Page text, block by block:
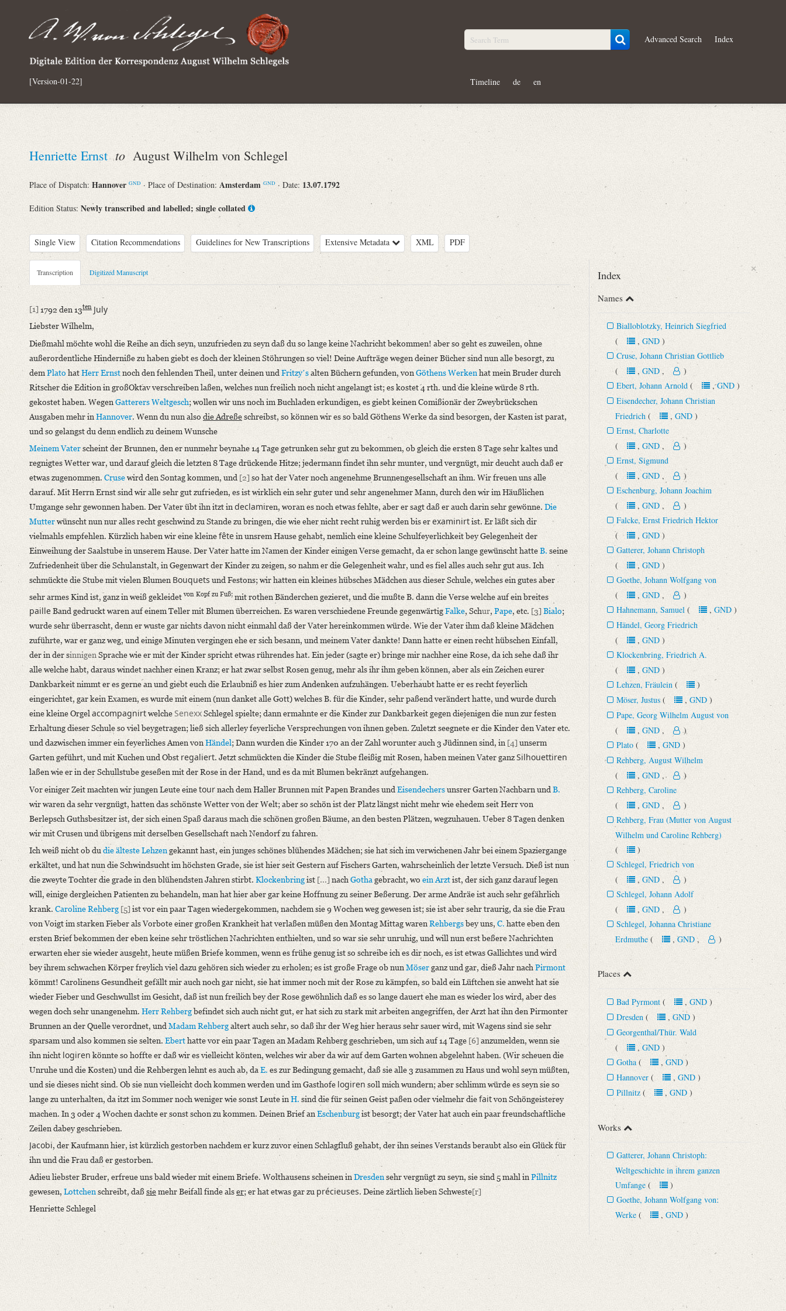
[Version-01-22]
Advanced Search Index
Timeline de en
Henriette Ernst to August Wilhelm von Schlegel
Place of Dispatch: Hannover GND · Place of Destination: Amsterdam GND · Date: 13.07.1792
Edition Status: Newly transcribed and labelled; single collated
Single View Citation Recommendations Guidelines for New Transcriptions Extensive Metadata XML PDF
Metadata Concerning Header
Sender: Henriette Ernst
Recipient: August Wilhelm von Schlegel
Place of Dispatch: Hannover
Place of Destination: Amsterdam
Date: 13.07.1792
Notations: Absende- und Empfangsort erschlossen.
Manuscript
Provider: Dresden, Sächsische Landesbibliothek - Staats- und Universitätsbibliothek
OAI Id: DE-1a-33449
Classification Number: Mscr.Dresd.e.90,XIX,Bd.7,Nr.61
Number of Pages: 6S. auf Doppelbl., hs. m. U.
Format: 23,2 x 18,8 cm
Incipit: „[1] 1792 den 13ten July
Liebster Wilhelm,
Dießmahl möchte wohl die Reihe an dich seyn, unzufrieden zu seyn daß du so lange [...]“
Language
German
Editors
Bamberg, Claudia
Transcription Digitized Manuscript
[1] 1792 den 13ten July
Liebster Wilhelm,
Dießmahl möchte wohl die Reihe an dich seyn, unzufrieden zu seyn daß du so lange keine Nachricht bekommen! aber so geht es zuweilen, ohne
außerordentliche Hinderniße zu haben giebt es doch der kleinen Stöhrungen so viel! Deine Aufträge wegen deiner Bücher sind nun alle besorgt, zu
demPlato hatHerr Ernstnoch den fehlenden Theil, unter deinen und Fritzyʼsalten Büchern gefunden, vonGöthensWerkenhat mein Bruder durch
Ritscher die Edition in großOktav verschreiben laßen, welches nun freilich noch nicht angelangt ist; es kostet 4 rth. und die kleine würde 8 rth.
gekostet haben. WegenGatterersWeltgesch; wollen wir uns noch im Buchladen erkundigen, es giebt keinen Comißionär der Zweybrückschen
Ausgaben mehr in Hannover. Wenn du nun also die Adreßeschreibst, so können wir es so bald Göthens Werke da sind besorgen, der Kasten ist parat,
und so gelangst du denn endlich zu deinem Wunsche
Meinem Vaterscheint der Brunnen, den er nunmehr beynahe 14 Tage getrunken sehr gut zu bekommen, ob gleich die ersten 8 Tage sehr kaltes und
regnigtes Wetter war, und darauf gleich die letzten 8 Tage drückende Hitze; jedermann findet ihn sehr munter, und vergnügt, mir deucht auch daß er
etwas zugenommen. Crusewird den Sontag kommen, und [2] so hat der Vater noch angenehme Brunnengesellschaft an ihm. Wir freuen uns alle
darauf. Mit Herrn Ernst sind wir alle sehr gut zufrieden, es ist wirklich ein sehr guter und sehr angenehmer Mann, durch den wir im Häußlichen
Umgange sehr gewonnen haben. Der Vater übt ihn itzt in declamiren, woran es noch etwas fehlte, aber er sagt daß er auch darin sehr gewönne. Die
Mutterwünscht nun nur alles recht geschwind zu Stande zu bringen, die wie eher nicht recht ruhig werden bis erexaminirtist. Er läßt sich dir
vielmahls empfehlen. Kürzlich haben wir eine kleinefêtein unsrem Hause gehabt, nemlich eine kleine Schulfeyerlichkeit bey Gelegenheit der
Einweihung der Saalstube in unserem Hause. Der Vater hatte im Namen der Kinder einigen Verse gemacht, da er schon lange gewünscht hatteB. seine
Zufriedenheit über die Schulanstalt, in Gegenwart der Kinder zu zeigen, so nahm er die Gelegenheit wahr, und es fiel alles auch sehr gut aus. Ich
schmückte die Stube mit vielen Blumen Bouquets und Festons; wir hatten ein kleines hübsches Mädchen aus dieser Schule, welches ein gutes aber
sehr armes Kind ist, ganz in weiß gekleidetvon Kopf zu Fuß; mit rothen Bänderchen gezieret, und die mußte B. dann die Verse welche auf ein breites
pailleBand gedruckt waren auf einem Teller mit Blumen überreichen. Es waren verschiedene Freunde gegenwärtigFalke, Schur, Pape, etc. [3] Bialo;
wurde sehr überrascht, denn er wuste gar nichts davon nicht einmahl daß der Vater hereinkommen würde. Wie der Vater ihm daß kleine Mädchen
zuführte, war er ganz weg, und einige Minuten vergingen ehe er sich besann, und meinem Vater dankte! Dann hatte er einen recht hübschen Einfall,
der in der sinnigenSprache wie er mit der Kinder spricht etwas rührendes hat. Ein jeder (sagte er) bringe mir nachher eine Rose, da ich sehe daß ihr
alle welche habt, daraus windet nachher einen Kranz; er hat zwar selbst Rosen genug, mehr als ihr ihm geben können, aber als ein Zeichen eurer
Dankbarkeit nimmt er es gerne an und giebt euch die Erlaubniß es hier zum Andenken aufzuhängen. Ueberhaubt hatte er es recht feyerlich
eingerichtet, gar kein Examen, es wurde mit einem (nun danket alle Gott) welches B. für die Kinder, sehr paßend verändert hatte, und wurde durch
eine kleine Orgel accompagnirtwelcheSenexxSchlegel spielte; dann ermahnte er die Kinder zur Dankbarkeit gegen diejenigen die nun zur festen
Erhaltung dieser Schule so viel beygetragen; ließ sich allerley feyerliche Versprechungen von ihnen geben. Zuletzt seegnete er die Kinder den Vater etc.
und dazwischen immer ein feyerliches Amen vonHändel; Dann wurden die Kinder 170 an der Zahl worunter auch 3 Jüdinnen sind, in [4] unserm
Garten geführt, und mit Kuchen und Obst regaliert. Jetzt schmückten die Kinder die Stube fleißig mit Rosen, haben meinen Vater ganzSilhouettiren
laßen wie er in der Schullstube geseßen mit der Rose in der Hand, und es da mit Blumen bekränzt aufgehangen.
Vor einiger Zeit machten wir jungen Leute einetournach dem Haller Brunnen mit Papen Brandes und Eisendechersunsrer Garten Nachbarn und B.
wir waren da sehr vergnügt, hatten das schönste Wetter von der Welt; aber so schön ist der Platz längst nicht mehr wie ehedem seit Herr von
Berlepsch Guthsbesitzer ist, der sich einen Spaß daraus mach die schönen großen Bäume, an den besten Plätzen, wegzuhauen. Ueber 8 Tagen denken
wir mit Crusen und übrigens mit derselben Gesellschaft nach Nendorf zu fahren.
Ich weiß nicht ob du die älteste Lehzengekannt hast, ein junges schönes blühendes Mädchen; sie hat sich im verwichenen Jahr bei einem Spaziergange
erkältet, und hat nun die Schwindsucht im höchsten Grade, sie ist hier seit Gestern auf Fischers Garten, wahrscheinlich der letzte Versuch. Dieß ist nun
die zweyte Tochter die grade in den blühendsten Jahren stirbt. Klockenbringist [...]nach Gotha gebracht, wo ein Arztist, der sich ganz darauf legen
will, einige dergleichen Patienten zu behandeln, man hat hier aber gar keine Hoffnung zu seiner Beßerung. Der arme Andräe ist auch sehr gefährlich
krank. Caroline Rehberg [5] ist vor ein paar Tagen wiedergekommen, nachdem sie 9 Wochen weg gewesen ist; sie ist aber sehr traurig, da sie die Frau
von Voigt im starken Fieber als Vorbote einer großen Krankheit hat verlaßen müßen den Montag Mittag waren Rehbergsbey uns, C. hatte eben den
ersten Brief bekommen der eben keine sehr tröstlichen Nachrichten enthielten, und so war sie sehr unruhig, und will nun erst beßere Nachrichten
erwarten eher sie wieder ausgeht, heute müßen Briefe kommen, wenn es frühe genug ist so schreibe ich es dir noch, es ist etwas Gallichtes und wird
bey ihrem schwachen Körper freylich viel dazu gehören sich wieder zu erholen; es ist große Frage ob nunMöserganz und gar, dieß Jahr nachPirmont
kömmt! Carolinens Gesundheit gefällt mir auch noch gar nicht, sie hat immer noch mit der Rose zu kämpfen, so bald ein Lüftchen sie anweht hat sie
wieder Fieber und Geschwullst im Gesicht, daß ist nun freilich bey der Rose gewöhnlich daß es so lange dauert ehe man es wieder los wird, aber des
wegen doch sehr unangenehm. Herr Rehbergbefindet sich auch nicht gut, er hat sich zu stark mit arbeiten angegriffen, der Arzt hat ihn den Pirmonter
Brunnen an der Quelle verordnet, undMadam Rehbergaltert auch sehr, so daß ihr der Weg hier heraus sehr sauer wird, mit Wagens sind sie sehr
sparsam und also kommen sie selten. Eberthatte vor ein paar Tagen an Madam Rehberg geschrieben, um sich auf 14 Tage [6]anzumelden, wenn sie
ihn nicht logiren könnte so hoffte er daß wir es vielleicht könten, welches wir aber da wir auf dem Garten wohnen abgelehnt haben. (Wir scheuen die
Unruhe und die Kosten) und die Rehbergen lehnt es auch ab, da E. es zur Bedingung gemacht, daß sie alle 3 zusammen zu Haus und wohl seyn müßten,
und sie dieses nicht sind. Ob sie nun vielleicht doch kommen werden und im Gasthofe logiren soll mich wundern; aber schlimm würde es seyn sie so
lange zu unterhalten, da itzt im Sommer noch weniger wie sonst Leute inH. sind die für seinen Geist paßen oder vielmehr diefaitvon Schöngeisterey
machen. In 3 oder 4 Wochen dachte er sonst schon zu kommen. Deinen Brief anEschenburgist besorgt; der Vater hat auch ein paar freundschaftliche
Zeilen dabey geschrieben.
Jacobi, der Kaufmann hier, ist kürzlich gestorben nachdem er kurz zuvor einen Schlagfluß gehabt, der ihn seines Verstands beraubt also ein Glück für
ihn und die Frau daß er gestorben.
Adieu liebster Bruder, erfreue uns bald wieder mit einem Briefe. Wolthausens scheinen inDresdensehr vergnügt zu seyn, sie sind 5 mahl in Pillnitz
gewesen, Lottchenschreibt, daß siemehr Beifall finde alser; er hat etwas gar zu précieuses. Deine zärtlich lieben Schweste[r]
Henriette Schlegel
×
Index
Names
Bialloblotzky, Heinrich Siegfried
(, GND)
Cruse, Johann Christian Gottlieb
(, GND, )
Ebert, Johann Arnold (,GND)
Eisendecher, Johann Christian
Friedrich (, GND)
Ernst, Charlotte
(, GND, )
Ernst, Sigmund
(, GND, )
Eschenburg, Johann Joachim
(, GND, )
Falcke, Ernst Friedrich Hektor
(, GND)
Gatterer, Johann Christoph
(, GND)
Goethe, Johann Wolfgang von
(, GND, )
Hahnemann, Samuel (, GND)
Händel, Georg Friedrich
(, GND)
Klockenbring, Friedrich A.
(, GND)
Lehzen, Fräulein ()
Möser, Justus (, GND)
Pape, Georg Wilhelm August von
(, GND, )
Plato (, GND)
Rehberg, August Wilhelm
(, GND, )
Rehberg, Caroline
(, GND, )
Rehberg, Frau (Mutter von August
Wilhelm und Caroline Rehberg)
()
Schlegel, Friedrich von
(, GND, )
Schlegel, Johann Adolf
(, GND, )
Schlegel, Johanna Christiane
Erdmuthe (, GND, )
Places
Bad Pyrmont (, GND)
Dresden (,GND)
Georgenthal/Thür. Wald
(,GND)
Gotha (, GND)
Hannover (, GND)
Pillnitz (, GND)
Works
Gatterer, Johann Christoph:
Weltgeschichte in ihrem ganzen
Umfange ()
Goethe, Johann Wolfgang von:
Werke (, GND)